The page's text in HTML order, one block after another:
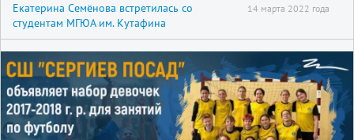
Екатерина Семёнова встретилась со
студентам МГЮА им. Кутафина
14 марта 2022 года